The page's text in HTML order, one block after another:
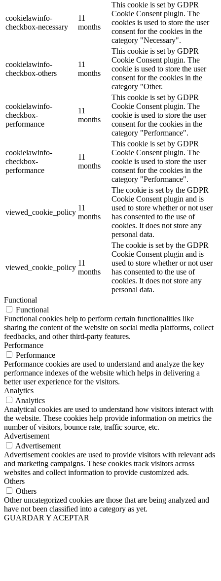
cookielawinfo-
checkbox-necessary
11
months
This cookie is set by GDPR
Cookie Consent plugin. The
cookies is used to store the user
consent for the cookies in the
category "Necessary".
cookielawinfo-
checkbox-others
11
months
This cookie is set by GDPR
Cookie Consent plugin. The
cookie is used to store the user
consent for the cookies in the
category "Other.
cookielawinfo-
checkbox-
performance
11
months
This cookie is set by GDPR
Cookie Consent plugin. The
cookie is used to store the user
consent for the cookies in the
category "Performance".
cookielawinfo-
checkbox-
performance
11
months
This cookie is set by GDPR
Cookie Consent plugin. The
cookie is used to store the user
consent for the cookies in the
category "Performance".
viewed_cookie_policy
11
months
The cookie is set by the GDPR
Cookie Consent plugin and is
used to store whether or not user
has consented to the use of
cookies. It does not store any
personal data.
viewed_cookie_policy
11
months
The cookie is set by the GDPR
Cookie Consent plugin and is
used to store whether or not user
has consented to the use of
cookies. It does not store any
personal data.
Functional
Functional
Functional cookies help to perform certain functionalities like
sharing the content of the website on social media platforms, collect
feedbacks, and other third-party features.
Performance
Performance
Performance cookies are used to understand and analyze the key
performance indexes of the website which helps in delivering a
better user experience for the visitors.
Analytics
Analytics
Analytical cookies are used to understand how visitors interact with
the website. These cookies help provide information on metrics the
number of visitors, bounce rate, traffic source, etc.
Advertisement
Advertisement
Advertisement cookies are used to provide visitors with relevant ads
and marketing campaigns. These cookies track visitors across
websites and collect information to provide customized ads.
Others
Others
Other uncategorized cookies are those that are being analyzed and
have not been classified into a category as yet.
GUARDAR Y ACEPTAR